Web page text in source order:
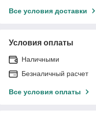
Все условия доставки
Условия оплаты
Наличными
Безналичный расчет
Все условия оплаты